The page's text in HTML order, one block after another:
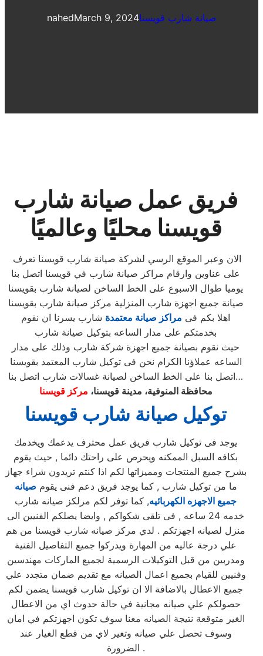
nahedMarch 9, 2024صيانة شارب قويسنا
فريق عمل صيانة شارب
قويسنا محليًا وعالميًا
على عناوين وارقام مراكز صيانة شارب في قويسنا اتصل بنا
يوميا طوال الاسبوع على الخط الساخن لصيانة شارب بقويسنا
صيانة جميع اجهزة شارب المنزلية مركز صيانة شارب بقويسنا
اهلا بكم فى مراكز صيانة معتمدة شارب يسرنا ان نقوم
بخدمتكم على مدار الساعه بتوكيل صيانة شارب
حيث نقوم بصيانة جميع اجهزة شركة شارب وذلك على مدار
الساعه عملاؤنا الكرام نحن فى توكيل شارب المعتمد بقويسنا
اتصل بنا على الخط الساخن لصيانة غسالات شارب اتصل بنا…
محافظة المنوفية، مدينة قويسنا، مركز قويسنا
توكيل صيانة شارب قويسنا
يوجد فى توكيل شارب فريق عمل محترف يدعمك ويخدمك
بكافه السبل الممكنه ويحرص على راحتك دائما , حيث يقوم
بشرح جميع المنتجات ومميزاتها لكم اذا كنتم تريدون شراء جهاز
ما من توكيل شارب , كما يوجد فريق دعم فنى يقوم صيانه
جميع الاجهزه الكهربائيه, كما توفر لكم مرلكز صيانه شارب
خدمه 24 ساعه , فى تلقى شكواكم , وايضا يصلكم الفنيين الى
منزل لصيانه اجهزتكم . لدي مركز صيانه شارب قويسنا من هم
علي درجة عاليه من المهارة ويدركوا جميع التفاصيل الفنية
ومدربين من قبل التوكيلات الرسمية لجميع الماركات مهندسين
وفنيين للقيام بجميع اعمال الصيانه مع تقديم ضمان متجدد علي
جميع الاعطال بالاضافة الا ان توكيل شارب قويسنا يضمن لكم
حصولكم علي صيانه مجانية في حالة حدوث اي من الاعطال
الغير متوقعة نتيجة الصيانه معنا سوف تكون اجهزتكم في امان
وسوف تحصل علي صيانه وتغير لاي من قطع الغيار عند
الضرورة .